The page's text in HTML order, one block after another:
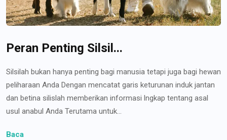
Peran Penting Silsil...
Silsilah bukan hanya penting bagi manusia tetapi juga bagi hewan
peliharaan Anda Dengan mencatat garis keturunan induk jantan
dan betina silislah memberikan informasi lngkap tentang asal
usul anabul Anda Terutama untuk...
Baca